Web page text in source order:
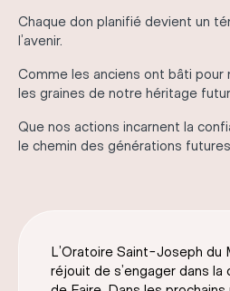
Chaque don planifié devient un
l’avenir.
Comme les anciens ont bâti pour
les graines de notre héritage futur.
Que nos actions incarnent la
le chemin des générations
L’Oratoire Saint-Joseph du
réjouit de s’engager dans la